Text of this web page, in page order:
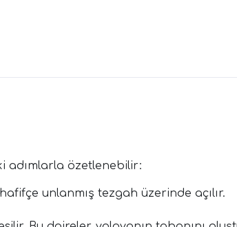
adımlarla özetlenebilir:
unlanmış tezgah üzerinde açılır.